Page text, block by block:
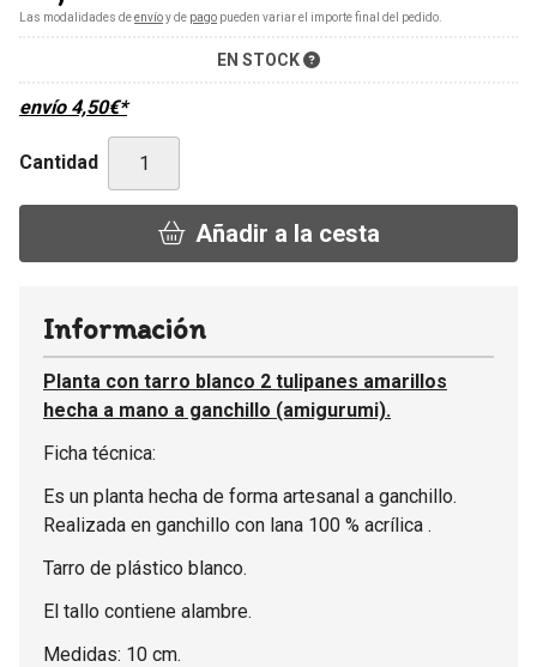
Las modalidades deenvíoy de pago pueden variar el importe final del pedido.
EN STOCK
envío 4,50€*
Cantidad
Añadir a la cesta
Información
Planta con tarro blanco 2 tulipanes amarillos
hecha a mano a ganchillo (amigurumi).
Ficha técnica:
Es un planta hecha de forma artesanal a ganchillo.
Realizada en ganchillo con lana 100 % acrílica .
Tarro de plástico blanco.
El tallo contiene alambre.
Medidas: 10 cm.